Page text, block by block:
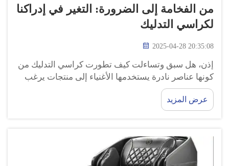
من الفخامة إلى الضرورة: التغير في إدراكنا
لكراسي التدليك
2025-04-28 20:35:08
إذن، هل سبق وتساءلت كيف تطورت كراسي التدليك من
كونها عناصر نادرة يستخدمها الأغنياء إلى منتجات يرغب
العديد من الناس في امتلاكها في منازلهم؟ من الجميل
حقًا مشاهدة التقدم على مر السنين! إذن، دعونا نتحقق
من كيفية تأثير كراسي التدليك...
عرض المزيد